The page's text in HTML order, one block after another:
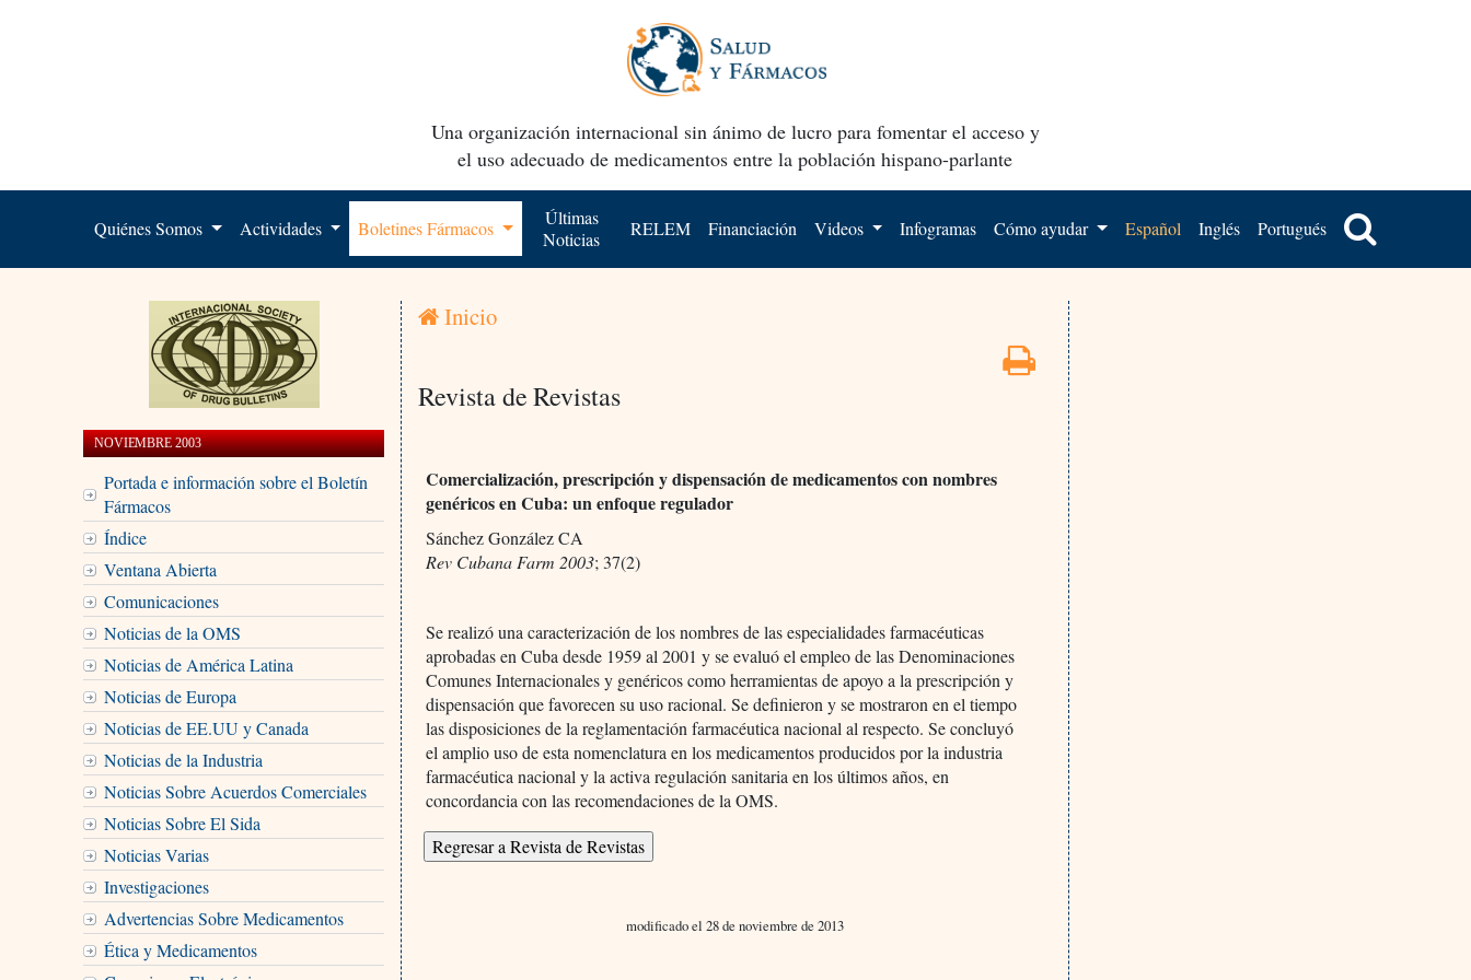
Una organización internacional sin ánimo de lucro para fomentar el acceso y
el uso adecuado de medicamentos entre la población hispano-parlante
Quiénes Somos Actividades Boletines Fármacos
Últimas
Noticias
RELEM Financiación Videos Infogramas Cómo ayudar Español Inglés Portugués
NOVIEMBRE 2003
Portada e información sobre el Boletín
Fármacos
Índice
Ventana Abierta
Comunicaciones
Noticias de la OMS
Noticias de América Latina
Noticias de Europa
Noticias de EE.UU y Canada
Noticias de la Industria
Noticias Sobre Acuerdos Comerciales
Noticias Sobre El Sida
Noticias Varias
Investigaciones
Advertencias Sobre Medicamentos
Ética y Medicamentos
Inicio
Revista de Revistas
Comercialización, prescripción y dispensación de medicamentos con nombres
genéricos en Cuba: un enfoque regulador
Sánchez González CA
Rev Cubana Farm 2003; 37(2)
Se realizó una caracterización de los nombres de las especialidades farmacéuticas
aprobadas en Cuba desde 1959 al 2001 y se evaluó el empleo de las Denominaciones
Comunes Internacionales y genéricos como herramientas de apoyo a la prescripción y
dispensación que favorecen su uso racional. Se definieron y se mostraron en el tiempo
las disposiciones de la reglamentación farmacéutica nacional al respecto. Se concluyó
el amplio uso de esta nomenclatura en los medicamentos producidos por la industria
farmacéutica nacional y la activa regulación sanitaria en los últimos años, en
concordancia con las recomendaciones de la OMS.
modificado el 28 de noviembre de 2013